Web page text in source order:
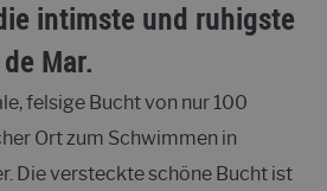
intimste und ruhigste
Mar.
felsige Bucht von nur 100
Ort zum Schwimmen in
Die versteckte schöne Bucht ist